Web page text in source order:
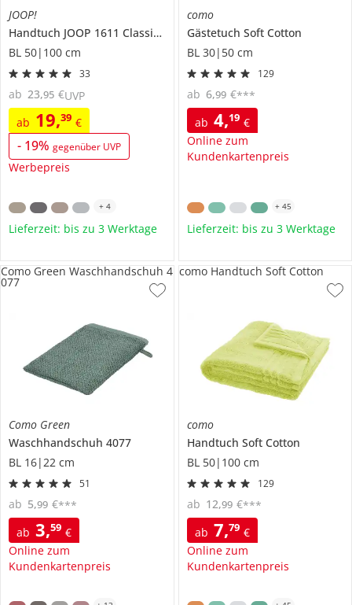
JOOP!
Handtuch JOOP 1611 Classic Cornflower
BL 50|100 cm
33
ab 19,39 €
- 19% gegenüber UVP
Werbepreis
ab 23,95 €UVP
+ 4
Lieferzeit: bis zu 3 Werktage
como
Gästetuch Soft Cotton
BL 30|50 cm
129
ab 4,19 €
Online zum
Kundenkartenpreis
ab 6,99 €***
+ 45
Lieferzeit: bis zu 3 Werktage
Como Green
Waschhandschuh 4077
BL 16|22 cm
51
ab 3,59 €
Online zum
Kundenkartenpreis
ab 5,99 €***
Como Green Waschhandschuh 4
077
como
Handtuch Soft Cotton
BL 50|100 cm
129
ab 7,79 €
Online zum
Kundenkartenpreis
ab 12,99 €***
como Handtuch Soft Cotton